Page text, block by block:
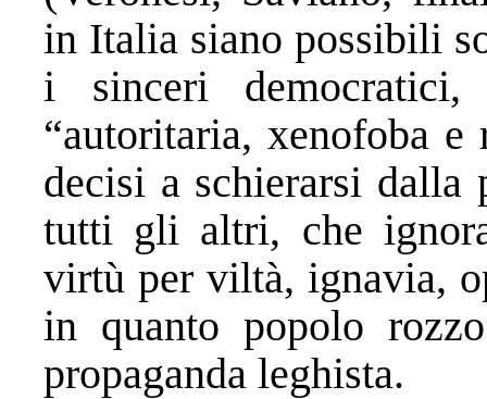
in Italia siano possibili
i sinceri democratici,
“autoritaria, xenofoba
decisi a schierarsi dalla
tutti gli altri, che
virtù per viltà, ignavia,
in quanto popolo
propaganda leghista.